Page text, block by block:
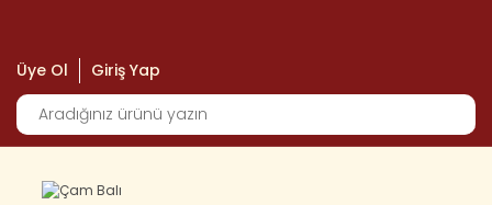
Üye Ol Giriş Yap